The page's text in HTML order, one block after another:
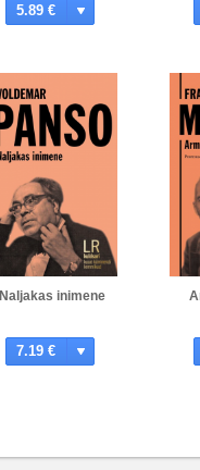
5.89 €
Naljakas inimene
7.19 €